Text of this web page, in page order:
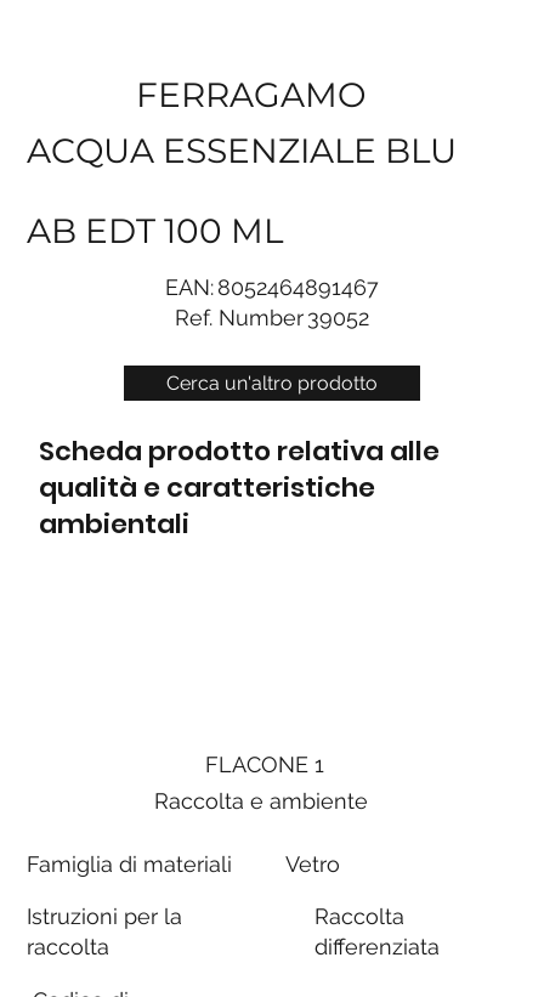
Cerca un'altro prodotto
FERRAGAMO
ACQUA ESSENZIALE BLU
AB EDT 100 ML
EAN:8052464891467
Ref. Number39052
Scheda prodotto relativa alle
qualità e caratteristiche
ambientali
FLACONE 1
Raccolta e ambiente
Famiglia di materiali
Istruzioni per la
raccolta
Vetro
Raccolta
differenziata